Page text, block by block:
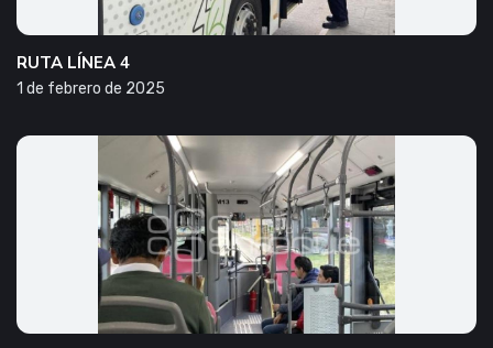
RUTA LÍNEA 4
1 de febrero de 2025